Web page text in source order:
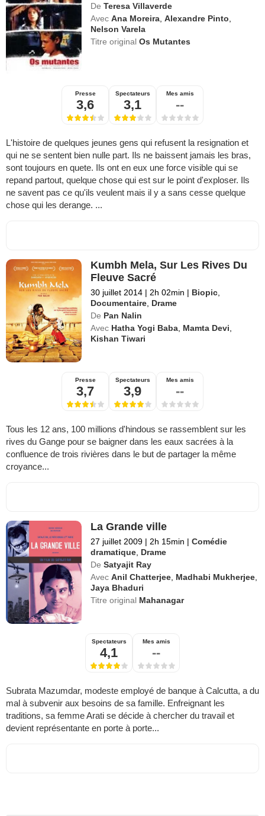
De Teresa Villaverde
Avec Ana Moreira ,Alexandre Pinto
Nelson Varela
Titre originalOs Mutantes
Presse
3,6
Spectateurs
3,1
Mes amis
--
L'histoire de quelques jeunes gens qui refusent la resignation et
qui ne se sentent bien nulle part. Ils ne baissent jamais les bras,
sont toujours en quete. Ils ont en eux une force visible qui se
repand partout, quelque chose qui est sur le point d'exploser. Ils
ne savent pas ce qu'ils veulent mais il y a sans cesse quelque
chose qui les derange. ...
Kumbh Mela, Sur Les Rives Du
Fleuve Sacré
30 juillet 2014 | 2h 02min | Biopic
Documentaire Drame
De Pan Nalin
Avec Hatha Yogi Baba Mamta Devi
Kishan Tiwari
Presse
3,7
Spectateurs
3,9
Mes amis
--
Tous les 12 ans, 100 millions d'hindous se rassemblent sur les
rives du Gange pour se baigner dans les eaux sacrées à la
confluence de trois rivières dans le but de partager la même
croyance...
La Grande ville
27 juillet 2009 | 2h 15min | Comédie
dramatique Drame
De Satyajit Ray
Avec Anil Chatterjee Madhabi Mukherjee
Jaya Bhaduri
Titre original Mahanagar
Spectateurs
4,1
Mes amis
--
Subrata Mazumdar, modeste employé de banque à Calcutta, a du
mal à subvenir aux besoins de sa famille. Enfreignant les
traditions, sa femme Arati se décide à chercher du travail et
devient représentante en porte à porte...